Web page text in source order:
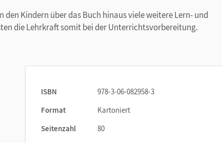
Kindern über das Buch hinaus viele weitere Lern- und
die Lehrkraft somit bei der Unterrichtsvorbereitung.
ISBN
978-3-06-082958-3
Format
Kartoniert
Seitenzahl
80